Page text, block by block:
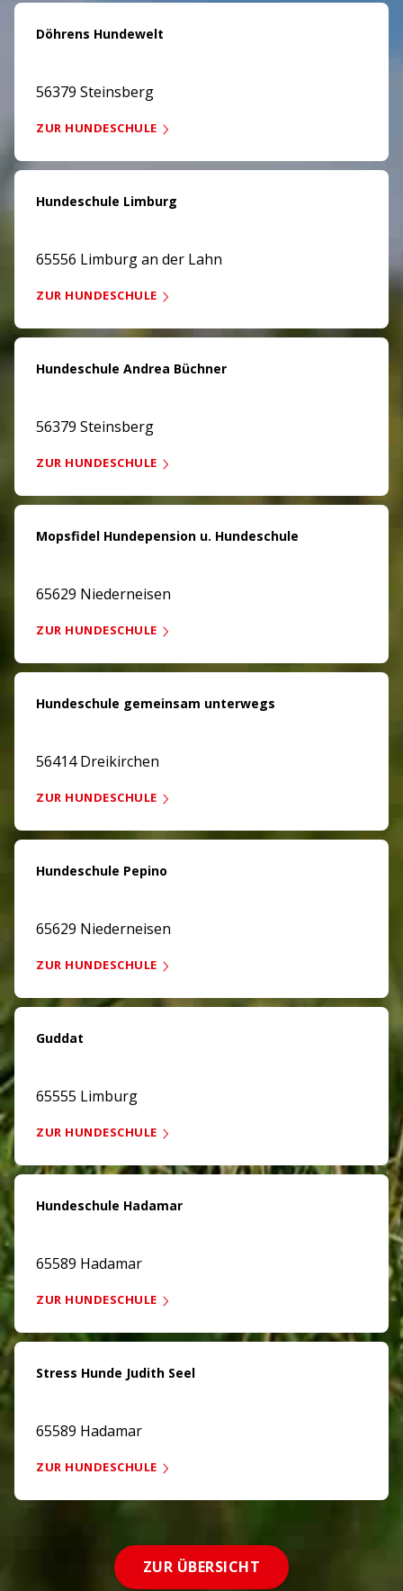
Döhrens Hundewelt
56379 Steinsberg
ZUR HUNDESCHULE
Hundeschule Limburg
65556 Limburg an der Lahn
ZUR HUNDESCHULE
Hundeschule Andrea Büchner
56379 Steinsberg
ZUR HUNDESCHULE
Mopsfidel Hundepension u. Hundeschule
65629 Niederneisen
ZUR HUNDESCHULE
Hundeschule gemeinsam unterwegs
56414 Dreikirchen
ZUR HUNDESCHULE
Hundeschule Pepino
65629 Niederneisen
ZUR HUNDESCHULE
Guddat
65555 Limburg
ZUR HUNDESCHULE
Hundeschule Hadamar
65589 Hadamar
ZUR HUNDESCHULE
Stress Hunde Judith Seel
65589 Hadamar
ZUR HUNDESCHULE
ZUR ÜBERSICHT